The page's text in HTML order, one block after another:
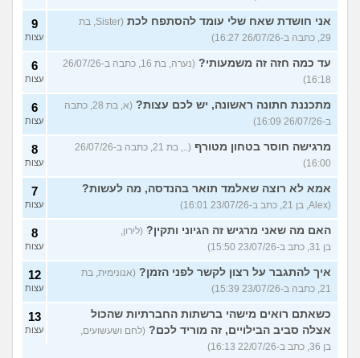
אני חושדת שאח שלי עומד להסתפח לכת
(Sister, בת
29, כתבה ב-26/07/26 16:27)
9
עצות
עד כמה חזה זה משמעותי?
(נערה, בת 16, כתבה ב-26/07/26
16:18)
6
עצות
מתכננת חתונה ראשונה, יש לכם עצות?
(א, בת 28, כתבה
ב-26/07/26 16:09)
6
עצות
מרגישה חוסר בטחון מטורף
(.., בת 21, כתבה ב-26/07/26
16:00)
8
עצות
אמא לא רוצה שאלמד תואר בהנדסה, מה לעשות?
(Alex, בן 21, כתב ב-23/07/26 16:01)
7
עצות
האם מה שאני מרגיש זה הגיוני ותקין? (לירון,
בן 31, כתב ב-23/07/26 15:50)
8
עצות
איך להתגבר על רצון לקשר לפני הזמן? (אנונימית, בת
21, כתבה ב-23/07/26 15:39)
12
עצות
כשאתם רואים מישהי ברשתות החברתיות שהכול
אצלה סביב הבילויים, זה מוריד לכם? (לחם ושעשועים,
בן 36, כתב ב-22/07/26 16:13)
13
עצות